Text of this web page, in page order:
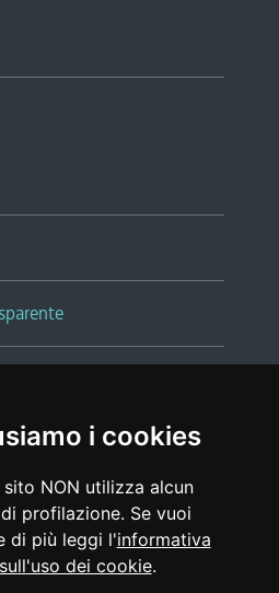
i cookies
sito NON utilizza alcun
profilazione. Se vuoi
di più leggi l'informativa
dei cookie.
legali |glossario
policy
|feedback